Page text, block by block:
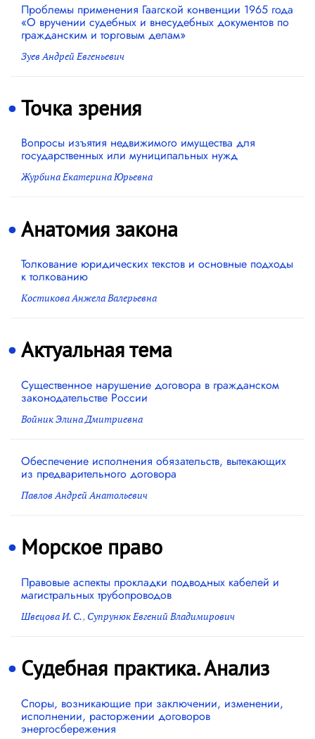
Проблемы применения Гаагской конвенции 1965 года
«О вручении судебных и внесудебных документов по
гражданским и торговым делам»
Зуев Андрей Евгеньевич
Точка зрения
Вопросы изъятия недвижимого имущества для
государственных или муниципальных нужд
Журбина Екатерина Юрьевна
Анатомия закона
Толкование юридических текстов и основные подходы
к толкованию
Костикова Анжела Валерьевна
Актуальная тема
Существенное нарушение договора в гражданском
законодательстве России
Войник Элина Дмитриевна
Обеспечение исполнения обязательств, вытекающих
из предварительного договора
Павлов Андрей Анатольевич
Морское право
Правовые аспекты прокладки подводных кабелей и
магистральных трубопроводов
Швецова И. С., Супрунюк Евгений Владимирович
Судебная практика. Анализ
Споры, возникающие при заключении, изменении,
исполнении, расторжении договоров
энергосбережения